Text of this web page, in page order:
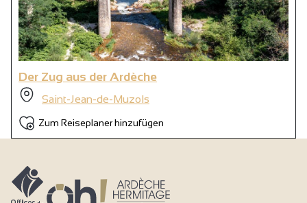
Der Zug aus der Ardèche
Saint-Jean-de-Muzols
Zum Reiseplaner hinzufügen